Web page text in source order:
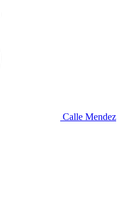
Calle Mendez